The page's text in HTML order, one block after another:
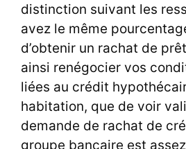
distinction suivant les
avez le même
d’obtenir un rachat de
ainsi renégocier vos
liées au crédit
habitation, que de voir
demande de rachat de
groupe bancaire est